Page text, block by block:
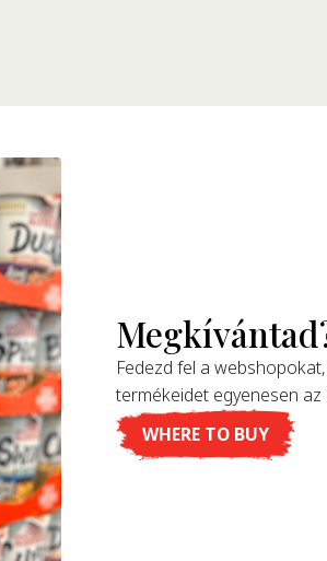
Fedezd fel a
termékeidet egyenesen
WHERE TO BUY